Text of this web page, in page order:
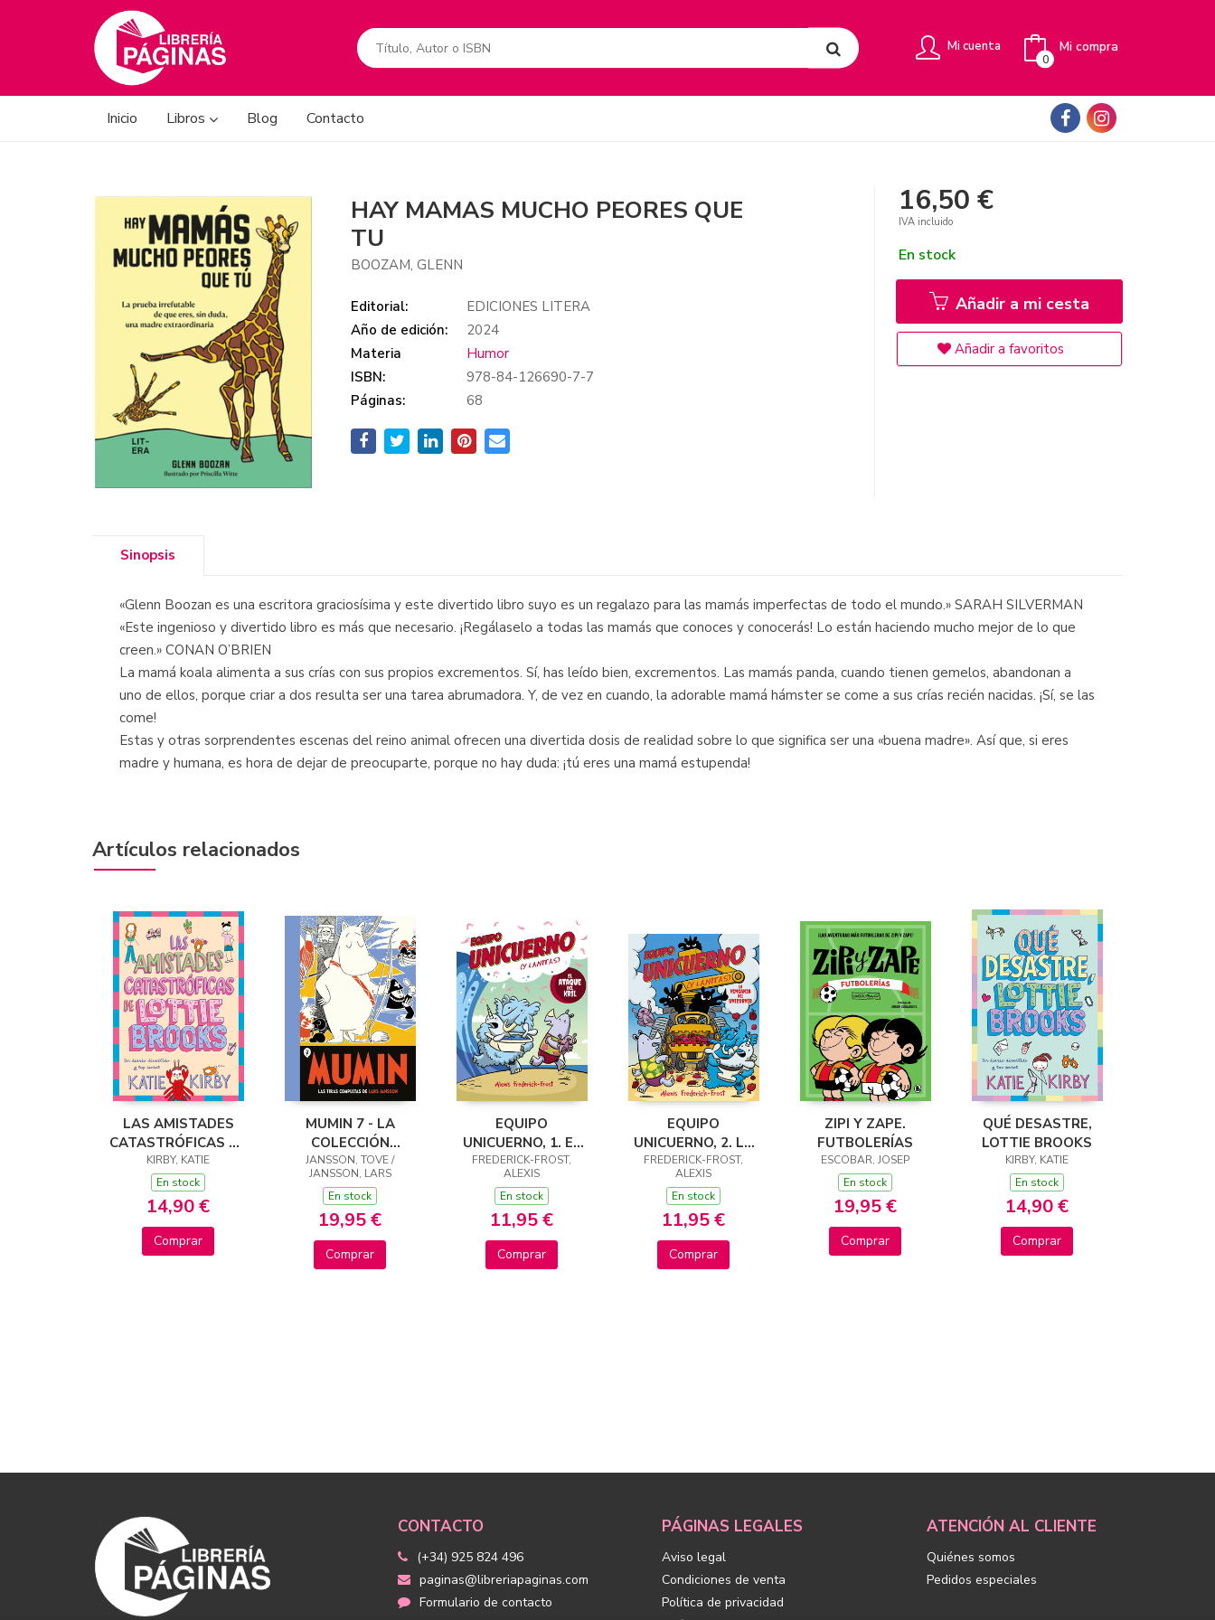
Mi cuenta Mi compra
0
Inicio Libros Blog Contacto
HAY MAMAS MUCHO PEORES QUE
TU
BOOZAM, GLENN
Editorial:
EDICIONES LITERA
Año de edición:
2024
Materia
Humor
ISBN:
978-84-126690-7-7
Páginas:
68
16,50 €
IVA incluido
En stock
Añadir a mi cesta
Añadir a favoritos
Sinopsis
«Glenn Boozan es una escritora graciosísima y este divertido libro suyo es un regalazo para las mamás imperfectas de todo el mundo.» SARAH SILVERMAN
«Este ingenioso y divertido libro es más que necesario. ¡Regálaselo a todas las mamás que conoces y conocerás! Lo están haciendo mucho mejor de lo que
creen.» CONAN O’BRIEN
La mamá koala alimenta a sus crías con sus propios excrementos. Sí, has leído bien, excrementos. Las mamás panda, cuando tienen gemelos, abandonan a
uno de ellos, porque criar a dos resulta ser una tarea abrumadora. Y, de vez en cuando, la adorable mamá hámster se come a sus crías recién nacidas. ¡Sí, se las
come!
Estas y otras sorprendentes escenas del reino animal ofrecen una divertida dosis de realidad sobre lo que significa ser una «buena madre». Así que, si eres
madre y humana, es hora de dejar de preocuparte, porque no hay duda: ¡tú eres una mamá estupenda!
Artículos relacionados
LAS AMISTADES
CATASTRÓFICAS DE
LOTTIE BROOKS
KIRBY, KATIE
En stock
14,90 €
Comprar
MUMIN 7 - LA
COLECCIÓN
COMPLETA DE
CÓMICS DE LARS
JANSSON
JANSSON, TOVE /
JANSSON, LARS
En stock
19,95 €
Comprar
EQUIPO
UNICUERNO, 1. EL
ATAQUE DEL KRIL
FREDERICK-FROST,
ALEXIS
En stock
11,95 €
Comprar
EQUIPO
UNICUERNO, 2. LA
VENGANZA DEL
UNICORNIO
FREDERICK-FROST,
ALEXIS
En stock
11,95 €
Comprar
ZIPI Y ZAPE.
FUTBOLERÍAS
ESCOBAR, JOSEP
En stock
19,95 €
Comprar
QUÉ DESASTRE,
LOTTIE BROOKS
KIRBY, KATIE
En stock
14,90 €
Comprar
CONTACTO
(+34) 925 824 496
paginas@libreriapaginas.com
Formulario de contacto
PÁGINAS LEGALES
Aviso legal
Condiciones de venta
Política de privacidad
ATENCIÓN AL CLIENTE
Quiénes somos
Pedidos especiales